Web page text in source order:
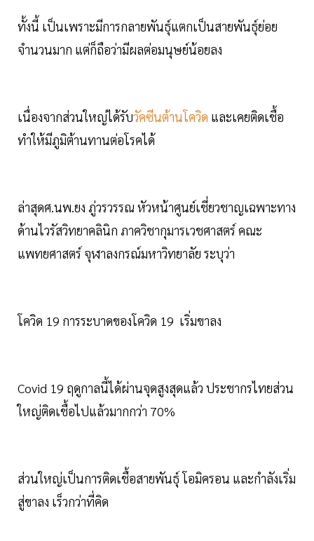
ทั้งนี้ เป็นเพราะมีการกลายพันธุ์แตกเป็นสายพันธุ์ย่อย
จำนวนมาก แต่ก็ถือว่ามีผลต่อมนุษย์น้อยลง
เนื่องจากส่วนใหญ่ได้รับวัคซีนต้านโควิด และเคยติดเชื้อ
ทำให้มีภูมิต้านทานต่อโรคได้
ล่าสุดศ.นพ.ยง ภู่วรวรรณ หัวหน้าศูนย์เชี่ยวชาญเฉพาะทาง
ด้านไวรัสวิทยาคลินิก ภาควิชากุมารเวชศาสตร์ คณะ
แพทยศาสตร์ จุฬาลงกรณ์มหาวิทยาลัย ระบุว่า
โควิด 19 การระบาดของโควิด 19 เริ่มขาลง
Covid 19 ฤดูกาลนี้ได้ผ่านจุดสูงสุดแล้ว ประชากรไทยส่วน
ใหญ่ติดเชื้อไปแล้วมากกว่า 70%
ส่วนใหญ่เป็นการติดเชื้อสายพันธุ์ โอมิครอน และกำลังเริ่ม
สู่ขาลง เร็วกว่าที่คิด